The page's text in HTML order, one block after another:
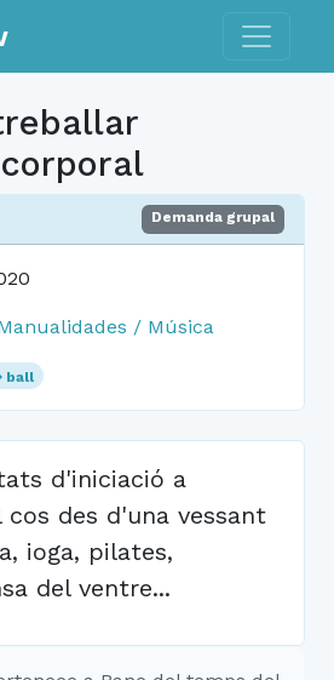
Toggle
Demanda grupal
/ Música
ball
d'iniciació a
des d'una vessant
ioga, pilates,
del ventre...